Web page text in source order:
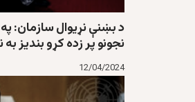
د بښنې نړیوال سازمان:
نجونو پر زده کړو بندیز به
12/04/2024